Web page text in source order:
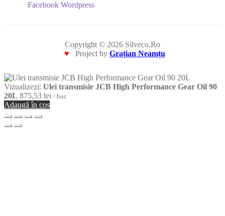
Facebook Wordpress
Copyright © 2026 Silveco.Ro
♥
Project by Grațian Neamțu
Vizualizezi: Ulei transmisie JCB High Performance Gear Oil 90
20L 875,53 lei / buc
Adaugă în coș